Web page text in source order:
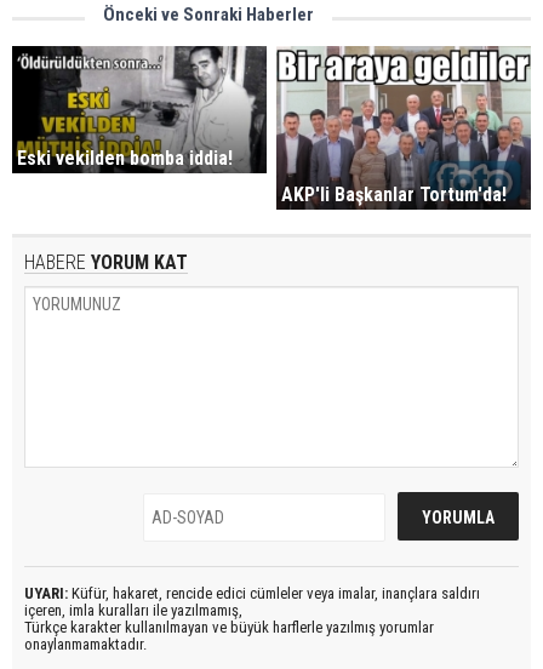
Önceki ve Sonraki Haberler
Eski vekilden bomba iddia!
AKP'li Başkanlar Tortum'da!
HABERE YORUM KAT
UYARI: Küfür, hakaret, rencide edici cümleler veya imalar, inançlara saldırı
içeren, imla kuralları ile yazılmamış,
Türkçe karakter kullanılmayan ve büyük harflerle yazılmış yorumlar
onaylanmamaktadır.